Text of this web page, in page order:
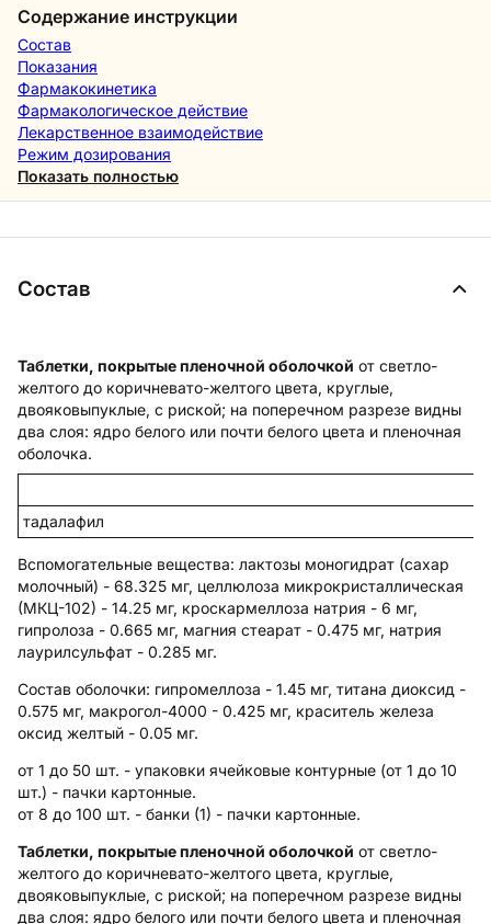
Содержание инструкции
Состав
Показания
Фармакокинетика
Фармакологическое действие
Лекарственное взаимодействие
Режим дозирования
Показать полностью
Состав
Таблетки, покрытые пленочной оболочкой от светло-
желтого до коричневато-желтого цвета, круглые,
двояковыпуклые, с риской; на поперечном разрезе видны
два слоя: ядро белого или почти белого цвета и пленочная
оболочка.
тадалафил
Вспомогательные вещества: лактозы моногидрат (сахар
молочный) - 68.325 мг, целлюлоза микрокристаллическая
(МКЦ-102) - 14.25 мг, кроскармеллоза натрия - 6 мг,
гипролоза - 0.665 мг, магния стеарат - 0.475 мг, натрия
лаурилсульфат - 0.285 мг.
Состав оболочки: гипромеллоза - 1.45 мг, титана диоксид -
0.575 мг, макрогол-4000 - 0.425 мг, краситель железа
оксид желтый - 0.05 мг.
от 1 до 50 шт. - упаковки ячейковые контурные (от 1 до 10
шт.) - пачки картонные.
от 8 до 100 шт. - банки (1) - пачки картонные.
Таблетки, покрытые пленочной оболочкой от светло-
желтого до коричневато-желтого цвета, круглые,
двояковыпуклые, с риской; на поперечном разрезе видны
два слоя: ядро белого или почти белого цвета и пленочная